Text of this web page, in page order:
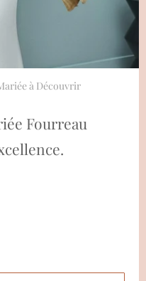
à Découvrir
Fourreau